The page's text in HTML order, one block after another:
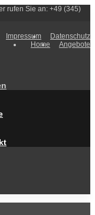
rufen Sie an: +49 (345)
Datenschutz
Impressum
Angebote
Home